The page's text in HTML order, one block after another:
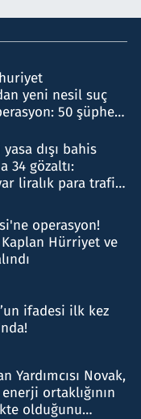
yeni nesil suç
50 şüpheli
dışı bahis
34 gözaltı:
liralık para trafiği
operasyon!
Kaplan Hürriyet ve
ifadesi ilk kez
Yardımcısı Novak,
ortaklığının
olduğunu